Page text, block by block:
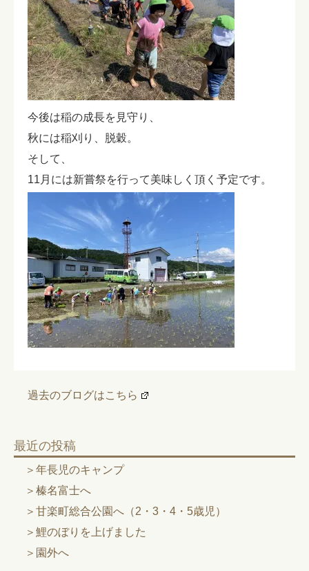
今後は稲の成長を見守り、
秋には稲刈り、脱穀。
そして、
11月には新嘗祭を行って美味しく頂く予定です。
過去のブログはこちら
最近の投稿
年長児のキャンプ
榛名富士へ
甘楽町総合公園へ（2・3・4・5歳児）
鯉のぼりを上げました
園外へ